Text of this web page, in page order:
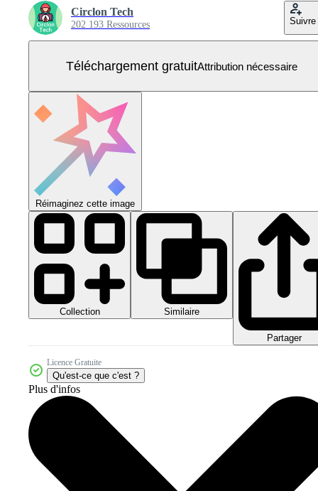
Circlon Tech
202 193 Ressources Suivre
Téléchargement gratuitAttribution nécessaire
Réimaginez cette image
Collection Similaire
Partager
Licence Gratuite
Qu'est-ce que c'est ?
Plus d'infos